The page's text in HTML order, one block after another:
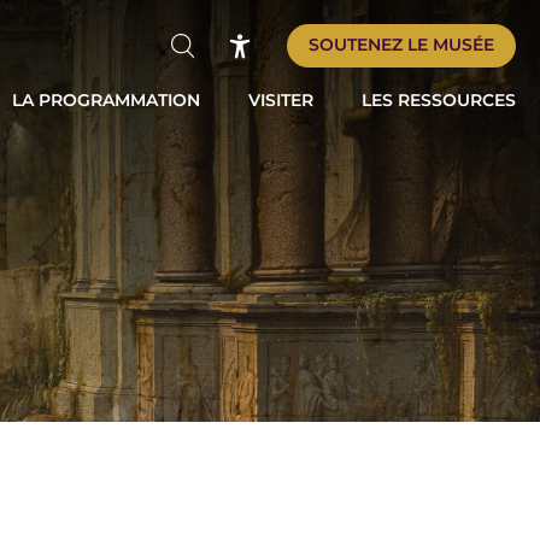
RechercherAccessibilité
SOUTENEZ LE MUSÉE
LA PROGRAMMATION VISITER LES RESSOURCES